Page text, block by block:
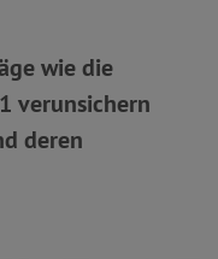
wie die
verunsichern
deren